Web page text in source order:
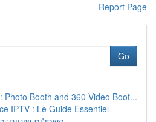
Report Page
Go
Photo Booth and 360 Video Boot...
IPTV : Le Guide Essentiel